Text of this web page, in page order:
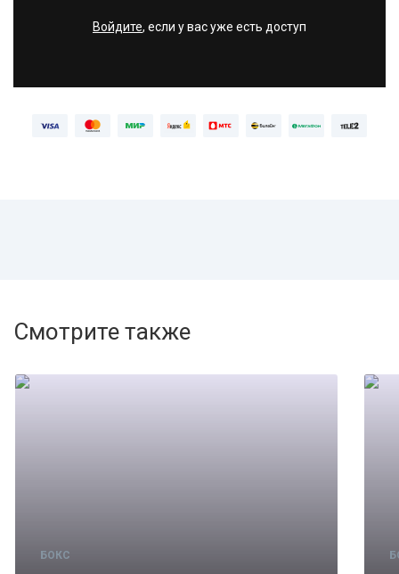
Войдите, если у вас уже есть доступ
Смотрите также
БОКС